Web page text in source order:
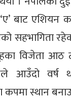
बाट एशियन
सहभागिता
विजेता आठ
आउँदो वर्ष
कपमा स्थान